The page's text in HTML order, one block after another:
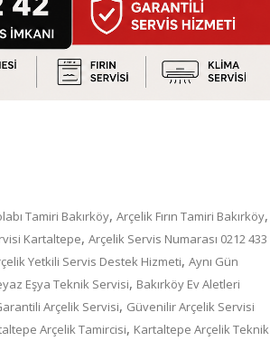
Tamiri Bakırköy, Arçelik Fırın Tamiri Bakırköy,
Kartaltepe, Arçelik Servis Numarası 0212 433
Yetkili Servis Destek Hizmeti, Aynı Gün
Eşya Teknik Servisi, Bakırköy Ev Aletleri
Arçelik Servisi, Güvenilir Arçelik Servisi
Arçelik Tamircisi, Kartaltepe Arçelik Teknik